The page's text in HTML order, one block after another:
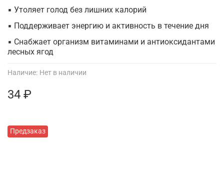
Наличие: Нет в наличии
Предзаказ
34 ₽
▪ Утоляет голод без лишних калорий
▪ Поддерживает энергию и активность в течение дня
▪ Снабжает организм витаминами и антиоксидантами
лесных ягод